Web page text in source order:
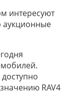
интересуют
аукционные
RAV4